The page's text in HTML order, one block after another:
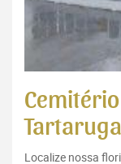
Localize nossa